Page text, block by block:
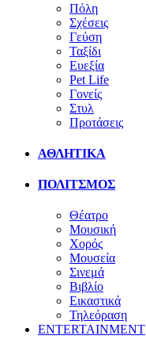
Πόλη
Σχέσεις
Γεύση
Ταξίδι
Ευεξία
Pet Life
Γονείς
Στυλ
Προτάσεις
ΑΘΛΗΤΙΚΑ
ΠΟΛΙΤΣΜΟΣ
Θέατρο
Μουσική
Χορός
Μουσεία
Σινεμά
Βιβλίο
Εικαστικά
Τηλεόραση
ENTERTAINMENT